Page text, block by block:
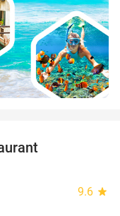
9.6 star